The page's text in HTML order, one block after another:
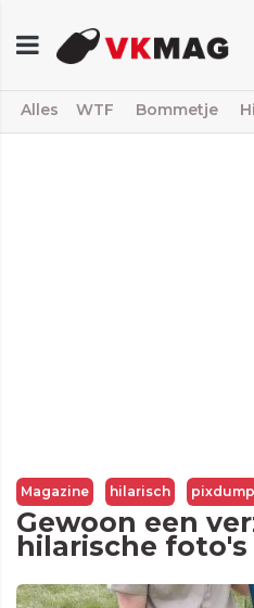
Alles WTF Bommetje
Magazine hilarisch pixdump
Gewoon een
hilarische foto's